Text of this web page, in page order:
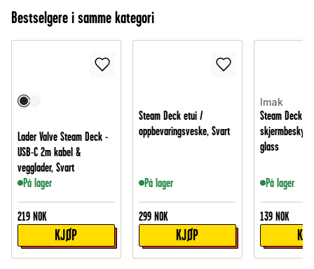
Bestselgere i samme kategori
Lader Valve Steam Deck -
USB-C 2m kabel &
vegglader, Svart
På lager
219 NOK
KJØP
Steam Deck etui /
oppbevaringsveske, Svart
På lager
299 NOK
KJØP
Imak
Steam Deck
glass
På lager
139 NOK